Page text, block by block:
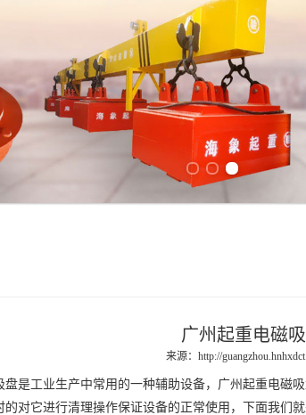
广州起重电磁
来源： http://
盘是工业生产中常用的一种辅助设备， 广州起重电磁
的对它进行清理操作保证设备的正常使用，下面我们